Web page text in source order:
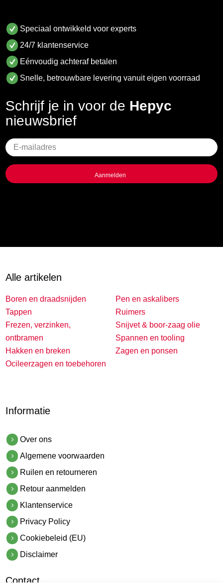
Speciaal ontwikkeld voor experts
24/7 klantenservice
Eénvoudig achteraf betalen
Snelle, betrouwbare levering vanuit eigen voorraad
Schrijf je in voor de Hepyc
nieuwsbrief
Geen
titel
Alle artikelen
Boren en draadsnijden
Tappen
Frezen, verzinken,
ontbramen
Hakken en breken
Ocileerzagen en toebehoren
Pen en askalibers
Ruimers
Snijvet & boor-zaag olie
Spannen en tooling
Zagen en ponsen
Informatie
Over ons
Algemene voorwaarden
Ruilen en retourneren
Retour aanmelden
Klantenservice
Privacy Policy
Cookiebeleid (EU)
Disclaimer
Contact